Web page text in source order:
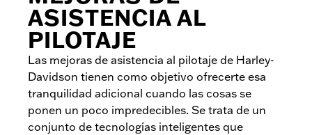
ASISTENCIA AL
PILOTAJE
Las mejoras de asistencia al pilotaje de Harley-
Davidson tienen como objetivo ofrecerte esa
tranquilidad adicional cuando las cosas se
ponen un poco impredecibles. Se trata de un
conjunto de tecnologías inteligentes que